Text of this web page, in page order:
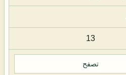
13
تصفح